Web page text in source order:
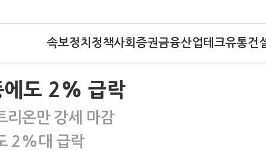
속보정치 정책사회 증권금융산업테크유통건
에도 2% 급락
리온만 강세 마감
2%대 급락